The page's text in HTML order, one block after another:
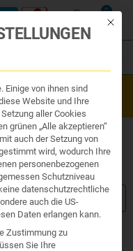
0
und 24/7 für Sie da!
€50
bei Kleinkindern“
Mit
Einige von ihnen sind
Website und Ihre
aller Cookies
grünen „Alle akzeptieren“
auch der Setzung von
wird, wodurch Ihre
personenbezogenen
Schutzniveau
datenschutzrechtliche
auch die US-
Daten erlangen kann.
Zustimmung zu
Sie Ihre